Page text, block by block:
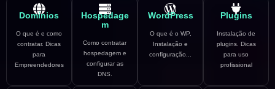
Domínios
O que é e como
contratar. Dicas
para
Empreendedores
Hospedage
m
Como contratar
hospedagem e
configurar as
DNS.
WordPress
O que é o WP,
Instalação e
configuração...
Plugins
Instalação de
plugins. Dicas
para uso
profissional